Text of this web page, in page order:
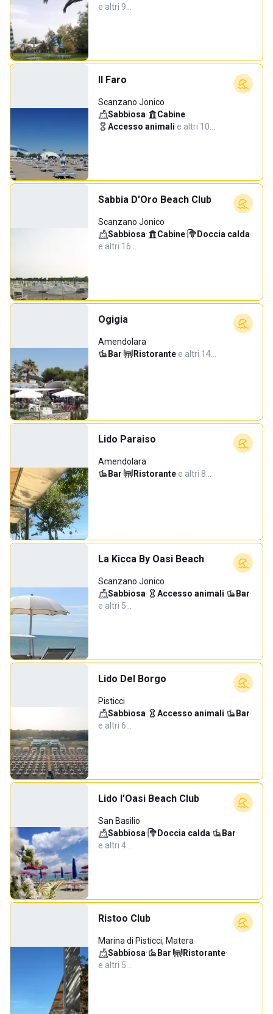
e altri 9…
Il Faro
Scanzano Jonico
Sabbiosa· Cabine·
Accesso animali·e altri 10…
Sabbia D'Oro Beach Club
Scanzano Jonico
Sabbiosa· Cabine· Doccia calda·
e altri 16…
Ogigia
Amendolara
Bar· Ristorante·e altri 14…
Lido Paraiso
Amendolara
Bar· Ristorante·e altri 8…
La Kicca By Oasi Beach
Scanzano Jonico
Sabbiosa· Accesso animali· Bar·
e altri 5…
Lido Del Borgo
Pisticci
Sabbiosa· Accesso animali· Bar·
e altri 6…
Lido l'Oasi Beach Club
San Basilio
Sabbiosa· Doccia calda· Bar·
e altri 4…
Ristoo Club
Marina di Pisticci, Matera
Sabbiosa· Bar· Ristorante·
e altri 5…